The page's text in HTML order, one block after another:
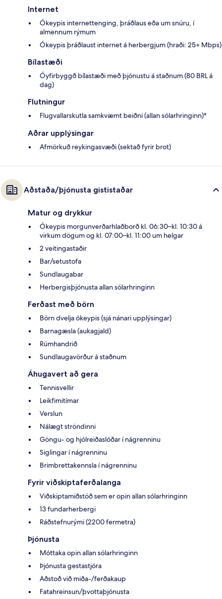
Internet
Ókeypis internettenging, þráðlaus eða um snúru, í
almennum rýmum
Ókeypis þráðlaust internet á herbergjum (hraði: 25+ Mbps)
Bílastæði
Óyfirbyggð bílastæði með þjónustu á staðnum (80 BRL á
dag)
Flutningur
Flugvallarskutla samkvæmt beiðni (allan sólarhringinn)*
Aðrar upplýsingar
Afmörkuð reykingasvæði (sektað fyrir brot)
Aðstaða/þjónusta gististaðar
Matur og drykkur
Ókeypis morgunverðarhlaðborð kl. 06:30–kl. 10:30 á
virkum dögum og kl. 07:00–kl. 11:00 um helgar
2 veitingastaðir
Bar/setustofa
Sundlaugabar
Herbergisþjónusta allan sólarhringinn
Ferðast með börn
Börn dvelja ókeypis (sjá nánari upplýsingar)
Barnagæsla (aukagjald)
Rúmhandrið
Sundlaugavörður á staðnum
Áhugavert að gera
Tennisvellir
Leikfimitímar
Verslun
Nálægt ströndinni
Göngu- og hjólreiðaslóðar í nágrenninu
Siglingar í nágrenninu
Brimbrettakennsla í nágrenninu
Fyrir viðskiptaferðalanga
Viðskiptamiðstöð sem er opin allan sólarhringinn
13 fundarherbergi
Ráðstefnurými (2200 fermetra)
Þjónusta
Móttaka opin allan sólarhringinn
Þjónusta gestastjóra
Aðstoð við miða-/ferðakaup
Fatahreinsun/þvottaþjónusta